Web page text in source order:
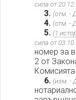
сила от
3. (отм. -
4. (отм. -
5. (1
сила от
номер за
2 от
Комисията
6. (изм. -